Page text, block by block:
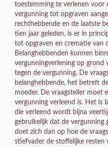
toestemming te verlenen voor
vergunning tot opgraven
rechthebbende en de laatste
tien jaar geleden, is er in
tot opgraven en crematie van
Belanghebbenden kunnen
vergunningverlening op grond
tegen de vergunning. De
belanghebbende, het betreft
moeder. De vraagsteller moet
vergunning verleend is. Het is
die verleend wordt bijna
gebruikelijk dat de vergunning
doet zich dan op hoe de
stiefvader de stoffelijke resten